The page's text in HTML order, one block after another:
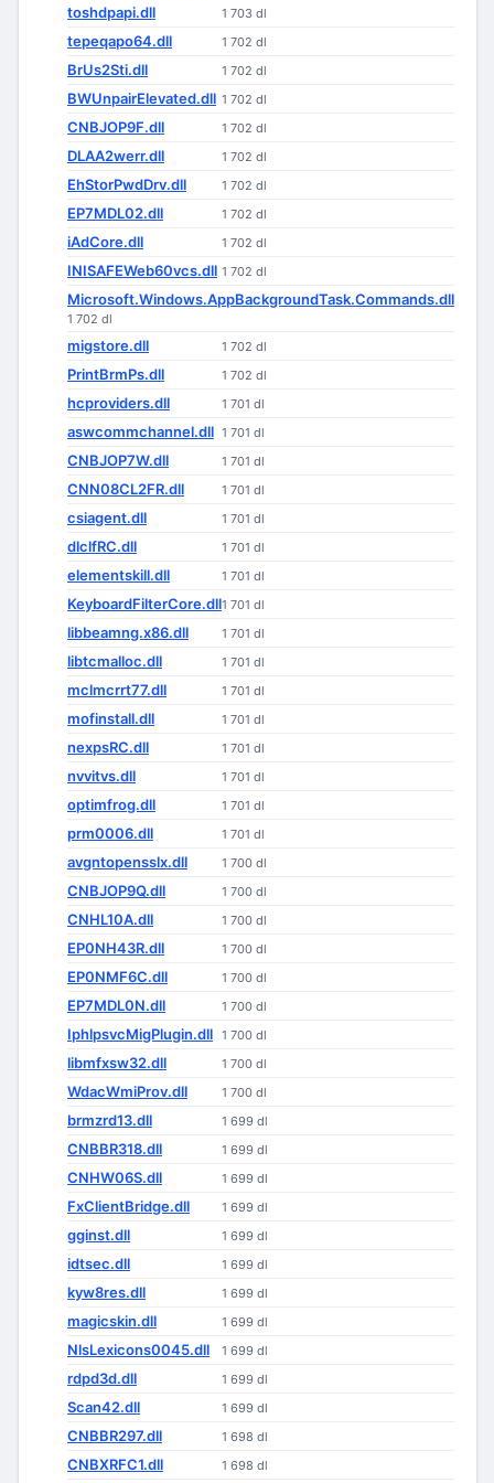
toshdpapi.dll 1 703 dl
tepeqapo64.dll 1 702 dl
BrUs2Sti.dll 1 702 dl
BWUnpairElevated.dll 1 702 dl
CNBJOP9F.dll 1 702 dl
DLAA2werr.dll 1 702 dl
EhStorPwdDrv.dll 1 702 dl
EP7MDL02.dll 1 702 dl
iAdCore.dll 1 702 dl
INISAFEWeb60vcs.dll 1 702 dl
Microsoft.Windows.AppBackgroundTask.Commands.dll
1 702 dl
migstore.dll 1 702 dl
PrintBrmPs.dll 1 702 dl
hcproviders.dll 1 701 dl
aswcommchannel.dll 1 701 dl
CNBJOP7W.dll 1 701 dl
CNN08CL2FR.dll 1 701 dl
csiagent.dll 1 701 dl
dlclfRC.dll 1 701 dl
elementskill.dll 1 701 dl
KeyboardFilterCore.dll1 701 dl
libbeamng.x86.dll 1 701 dl
libtcmalloc.dll 1 701 dl
mclmcrrt77.dll 1 701 dl
mofinstall.dll 1 701 dl
nexpsRC.dll 1 701 dl
nvvitvs.dll 1 701 dl
optimfrog.dll 1 701 dl
prm0006.dll 1 701 dl
avgntopensslx.dll 1 700 dl
CNBJOP9Q.dll 1 700 dl
CNHL10A.dll 1 700 dl
EP0NH43R.dll 1 700 dl
EP0NMF6C.dll 1 700 dl
EP7MDL0N.dll 1 700 dl
IphlpsvcMigPlugin.dll 1 700 dl
libmfxsw32.dll 1 700 dl
WdacWmiProv.dll 1 700 dl
brmzrd13.dll 1 699 dl
CNBBR318.dll 1 699 dl
CNHW06S.dll 1 699 dl
FxClientBridge.dll 1 699 dl
gginst.dll 1 699 dl
idtsec.dll 1 699 dl
kyw8res.dll 1 699 dl
magicskin.dll 1 699 dl
NlsLexicons0045.dll 1 699 dl
rdpd3d.dll 1 699 dl
Scan42.dll 1 699 dl
CNBBR297.dll 1 698 dl
CNBXRFC1.dll 1 698 dl